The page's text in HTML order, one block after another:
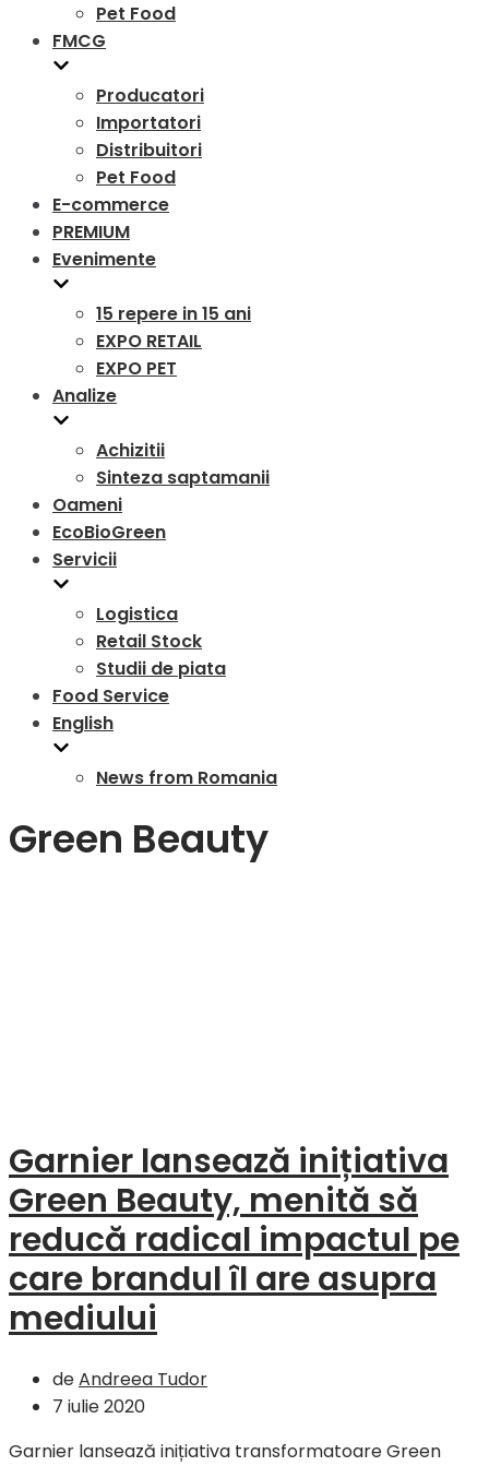
Pet Food
FMCG
Producatori
Importatori
Distribuitori
Pet Food
E-commerce
PREMIUM
Evenimente
15 repere in 15 ani
EXPO RETAIL
EXPO PET
Analize
Achizitii
Sinteza saptamanii
Oameni
EcoBioGreen
Servicii
Logistica
Retail Stock
Studii de piata
Food Service
English
News from Romania
Green Beauty
Garnier lansează inițiativa
Green Beauty, menită să
reducă radical impactul pe
care brandul îl are asupra
mediului
deAndreea Tudor
7 iulie 2020
Garnier lansează inițiativa transformatoare Green